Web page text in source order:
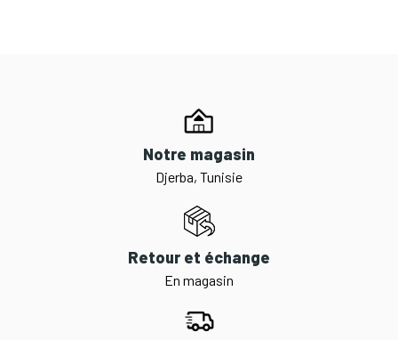
Notre magasin
Djerba, Tunisie
Retour et échange
En magasin